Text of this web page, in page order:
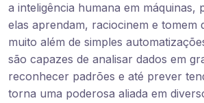
a inteligência humana em máquinas,
elas aprendam, raciocinem e tomem
muito além de simples
são capazes de analisar dados em
reconhecer padrões e até prever
torna uma poderosa aliada em